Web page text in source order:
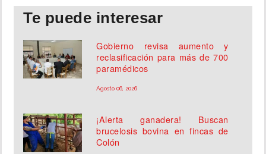
Te puede interesar
Gobierno revisa aumento y
reclasificación para más de 700
paramédicos
Agosto 06, 2026
¡Alerta ganadera! Buscan
brucelosis bovina en fincas de
Colón